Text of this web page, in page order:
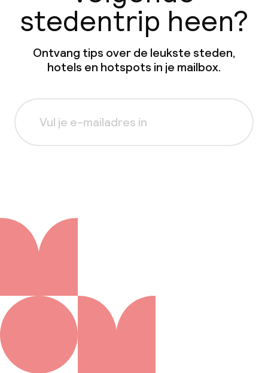
stedentrip heen?
Ontvang tips over de leukste steden,
hotels en hotspots in je mailbox.